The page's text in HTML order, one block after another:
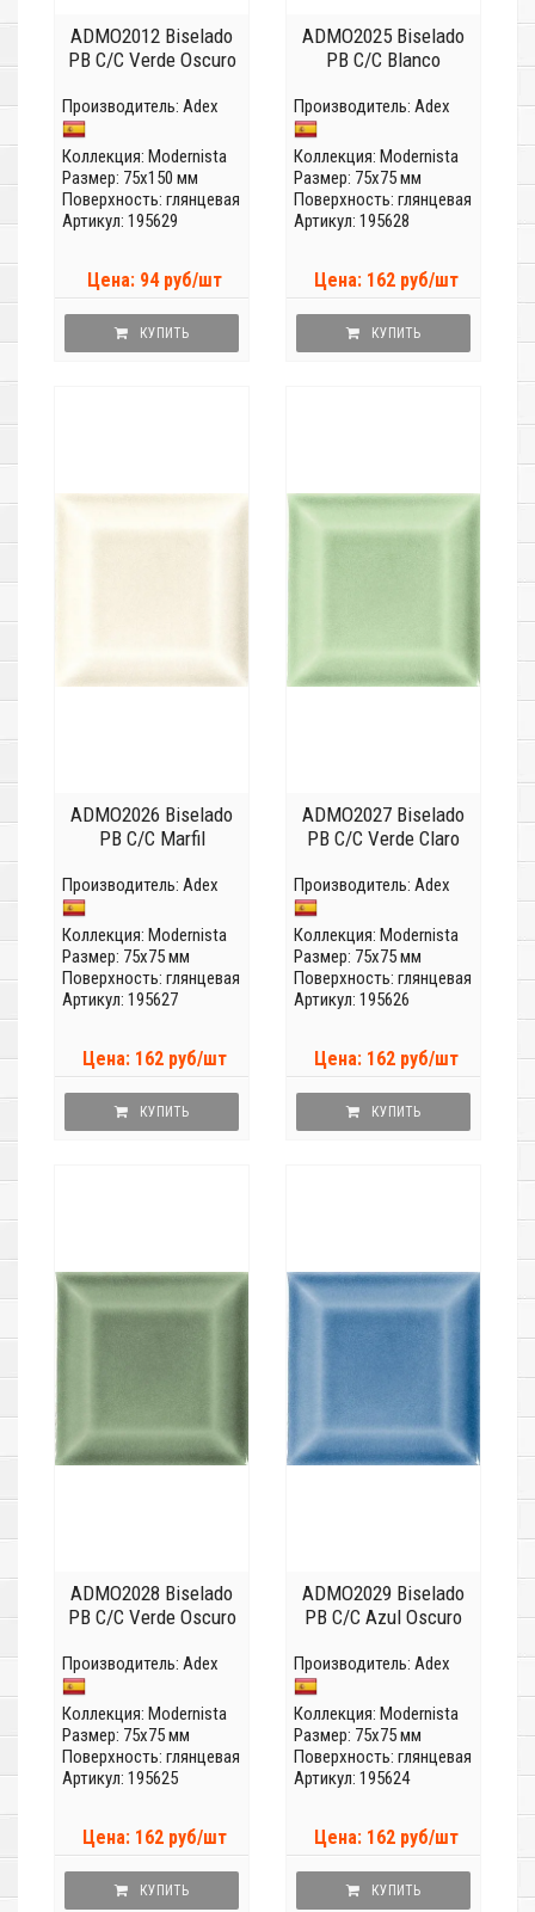
ADMO2012 Biselado
PB C/C Verde Oscuro
Производитель: Adex
Коллекция: Modernista
Размер: 75x150 мм
Поверхность: глянцевая
Артикул: 195629
Цена: 94 руб/шт
КУПИТЬ
ADMO2025 Biselado
PB C/C Blanco
Производитель: Adex
Коллекция: Modernista
Размер: 75x75 мм
Поверхность: глянцевая
Артикул: 195628
Цена: 162 руб/шт
КУПИТЬ
ADMO2026 Biselado
PB C/C Marfil
Производитель: Adex
Коллекция: Modernista
Размер: 75x75 мм
Поверхность: глянцевая
Артикул: 195627
Цена: 162 руб/шт
КУПИТЬ
ADMO2027 Biselado
PB C/C Verde Claro
Производитель: Adex
Коллекция: Modernista
Размер: 75x75 мм
Поверхность: глянцевая
Артикул: 195626
Цена: 162 руб/шт
КУПИТЬ
ADMO2028 Biselado
PB C/C Verde Oscuro
Производитель: Adex
Коллекция: Modernista
Размер: 75x75 мм
Поверхность: глянцевая
Артикул: 195625
Цена: 162 руб/шт
КУПИТЬ
ADMO2029 Biselado
PB C/C Azul Oscuro
Производитель: Adex
Коллекция: Modernista
Размер: 75x75 мм
Поверхность: глянцевая
Артикул: 195624
Цена: 162 руб/шт
КУПИТЬ